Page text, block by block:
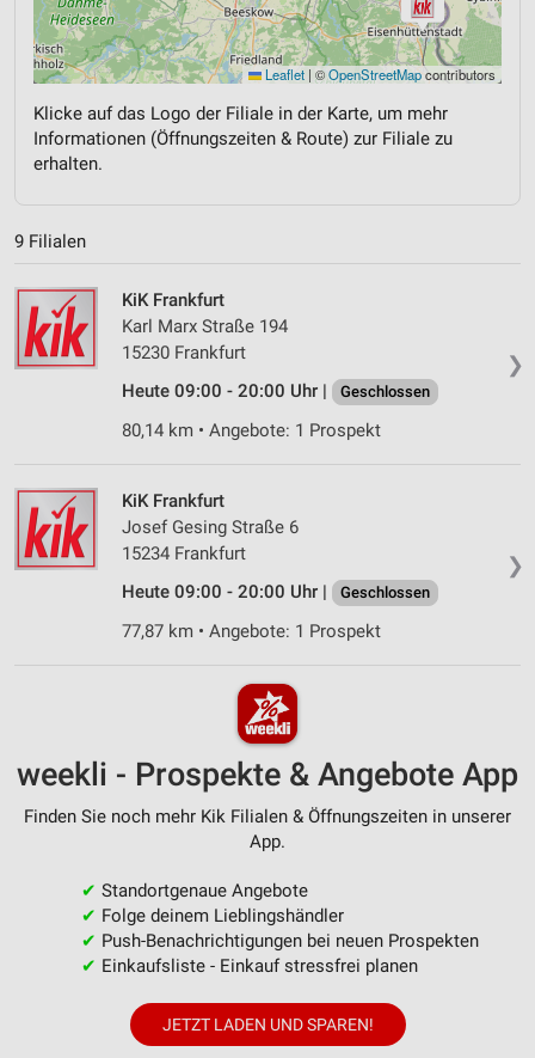
Leaflet | ©OpenStreetMapcontributors
Klicke auf das Logo der Filiale in der Karte, um mehr
Informationen (Öffnungszeiten & Route) zur Filiale zu
erhalten.
9 Filialen
❯
KiK Frankfurt
Karl Marx Straße 194
15230 Frankfurt
Heute 09:00 - 20:00 Uhr |
Geschlossen
80,14 km • Angebote: 1 Prospekt
❯
KiK Frankfurt
Josef Gesing Straße 6
15234 Frankfurt
Heute 09:00 - 20:00 Uhr |
Geschlossen
77,87 km • Angebote: 1 Prospekt
weekli - Prospekte & Angebote App
Finden Sie noch mehr Kik Filialen & Öffnungszeiten in unserer
App.
✔ Standortgenaue Angebote
✔ Folge deinem Lieblingshändler
✔ Push-Benachrichtigungen bei neuen Prospekten
✔ Einkaufsliste - Einkauf stressfrei planen
JETZT LADEN UND SPAREN!